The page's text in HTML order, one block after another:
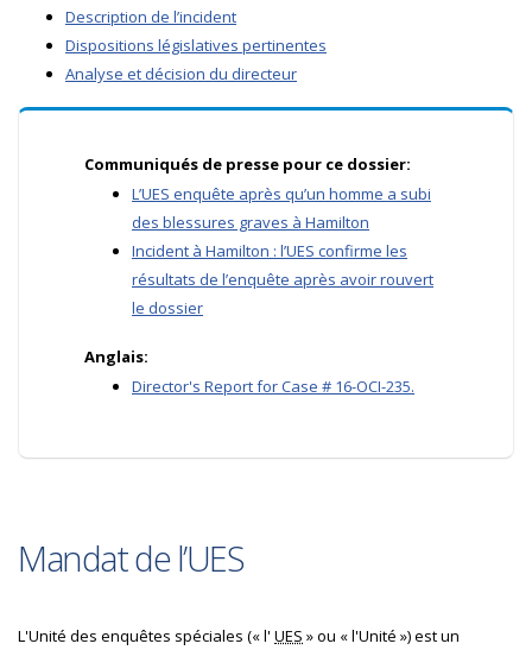
Description de l’incident
Dispositions législatives pertinentes
Analyse et décision du directeur
Communiqués de presse pour ce dossier:
L’UES enquête après qu’un homme a subi
des blessures graves à Hamilton
Incident à Hamilton : l’UES confirme les
résultats de l’enquête après avoir rouvert
le dossier
Anglais:
Director's Report for Case # 16-OCI-235.
Mandat de l’UES
L'Unité des enquêtes spéciales (« l' UES » ou « l'Unité ») est un